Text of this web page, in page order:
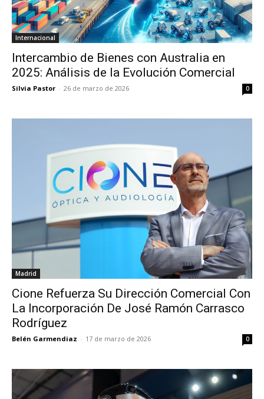
Internacional
Intercambio de Bienes con Australia en
2025: Análisis de la Evolución Comercial
Silvia Pastor - 26 de marzo de 2026 0
Madrid
Cione Refuerza Su Dirección Comercial Con
La Incorporación De José Ramón Carrasco
Rodríguez
Belén Garmendiaz - 17 de marzo de 2026 0